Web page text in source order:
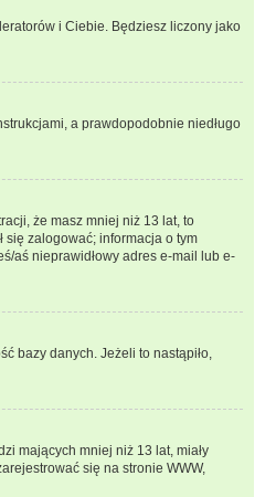
i Ciebie. Będziesz liczony jako
a prawdopodobnie niedługo
że masz mniej niż 13 lat, to
się zalogować; informacja o tym
aś nieprawidłowy adres e-mail lub e-
bazy danych. Jeżeli to nastąpiło,
mających mniej niż 13 lat, miały
się na stronie WWW,